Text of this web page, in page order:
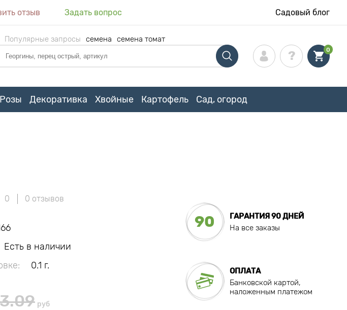
отзыв Задать вопрос Садовый блог
Популярные запросы семена семена томат
0
Розы Декоративка Хвойные Картофель Сад, огород
0 0 отзывов
Есть в наличии
0.1 г.
3.09 руб
90
ГАРАНТИЯ 90 ДНЕЙ
На все заказы
ОПЛАТА
Банковской картой,
наложенным платежом